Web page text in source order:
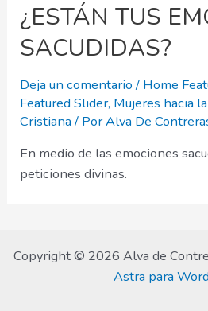
¿ESTÁN TUS
SACUDIDAS?
Deja un comentario / Home
Featured Slider, Mujeres hacia
Cristiana/ PorAlva De
En medio de las emociones
peticiones divinas.
Copyright © 2026 Alva de
Astra para